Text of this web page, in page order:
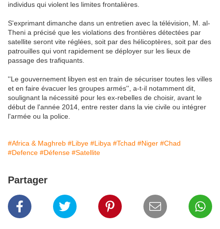
individus qui violent les limites frontalières.
S'exprimant dimanche dans un entretien avec la télévision, M. al-
Theni a précisé que les violations des frontières détectées par
satellite seront vite réglées, soit par des hélicoptères, soit par des
patrouilles qui vont rapidement se déployer sur les lieux de
passage des trafiquants.
''Le gouvernement libyen est en train de sécuriser toutes les villes
et en faire évacuer les groupes armés'', a-t-il notamment dit,
soulignant la nécessité pour les ex-rebelles de choisir, avant le
début de l'année 2014, entre rester dans la vie civile ou intégrer
l'armée ou la police.
#Africa & Maghreb #Libye #Libya #Tchad #Niger #Chad
#Defence #Défense #Satellite
Partager